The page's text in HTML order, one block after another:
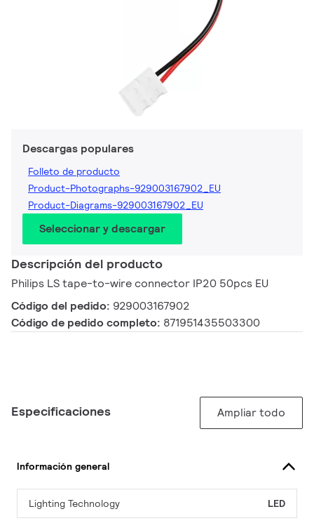
Descargas populares
Folleto de producto
Product-Photographs-929003167902_EU
Product-Diagrams-929003167902_EU
Seleccionar y descargar
Descripción del producto
Philips LS tape-to-wire connector IP20 50pcs EU
Código del pedido: 929003167902
Código de pedido completo: 871951435503300
Especificaciones Ampliar todo
Información general
Lighting Technology LED